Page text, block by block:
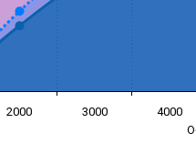
2000 3000 4000